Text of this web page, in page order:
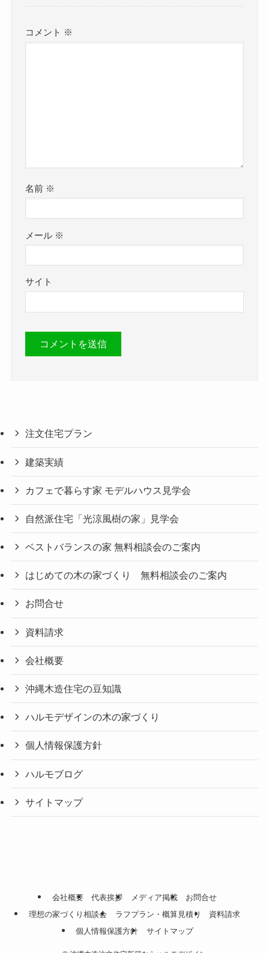
コメント ※
名前 ※
メール ※
サイト
注文住宅プラン
建築実績
カフェで暮らす家 モデルハウス見学会
自然派住宅「光涼風樹の家」見学会
ベストバランスの家 無料相談会のご案内
はじめての木の家づくり 無料相談会のご案内
お問合せ
資料請求
会社概要
沖縄木造住宅の豆知識
ハルモデザインの木の家づくり
個人情報保護方針
ハルモブログ
サイトマップ
会社概要 代表挨拶 メディア掲載
お問合せ
理想の家づくり相談会
ラフプラン・概算見積り
資料請求
個人情報保護方針
サイトマップ